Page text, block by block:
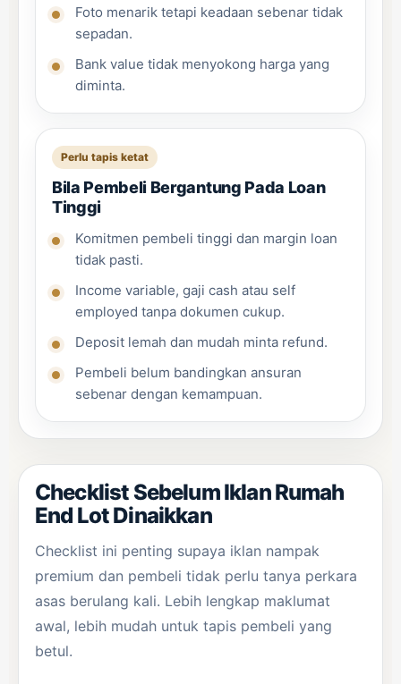
Foto menarik tetapi keadaan sebenar tidak
sepadan.
Bank value tidak menyokong harga yang
diminta.
Perlu tapis ketat
Bila Pembeli Bergantung Pada Loan
Tinggi
Komitmen pembeli tinggi dan margin loan
tidak pasti.
Income variable, gaji cash atau self
employed tanpa dokumen cukup.
Deposit lemah dan mudah minta refund.
Pembeli belum bandingkan ansuran
sebenar dengan kemampuan.
Checklist Sebelum Iklan Rumah
End Lot Dinaikkan
Checklist ini penting supaya iklan nampak
premium dan pembeli tidak perlu tanya perkara
asas berulang kali. Lebih lengkap maklumat
awal, lebih mudah untuk tapis pembeli yang
betul.